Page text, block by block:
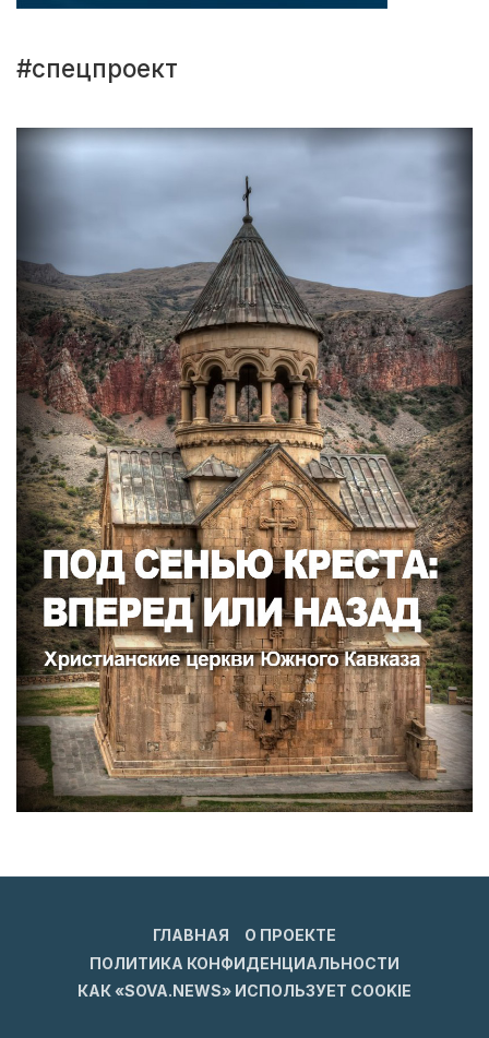
#спецпроект
ГЛАВНАЯ
О ПРОЕКТЕ
ПОЛИТИКА КОНФИДЕНЦИАЛЬНОСТИ
КАК «SOVA.NEWS» ИСПОЛЬЗУЕТ COOKIE